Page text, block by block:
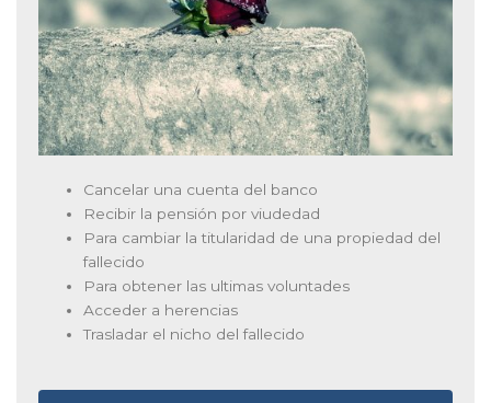
Cancelar una cuenta del banco
Recibir la pensión por viudedad
Para cambiar la titularidad de una propiedad del
fallecido
Para obtener las ultimas voluntades
Acceder a herencias
Trasladar el nicho del fallecido